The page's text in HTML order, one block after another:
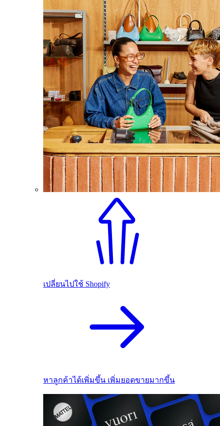
เปลี่ยนไปใช้ Shopify
หาลูกค้าได้เพิ่มขึ้น เพิ่มยอดขายมากขึ้น